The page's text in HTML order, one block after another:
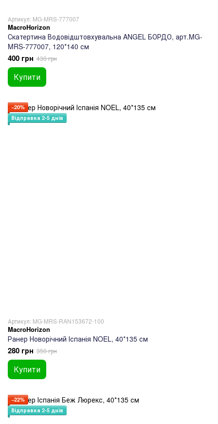
Артикул: MG-MRS-777007
MacroHorizon
Скатертина Водовідштовхувальна ANGEL БОРДО, арт.MG-
MRS-777007, 120*140 см
400 грн 430 грн
Купити
−20%
Відправка 2-5 днів
Артикул: MG-MRS-RAN153672-100
MacroHorizon
Ранер Новорічний Іспанія NOEL, 40*135 см
280 грн 350 грн
Купити
−22%
Відправка 2-5 днів